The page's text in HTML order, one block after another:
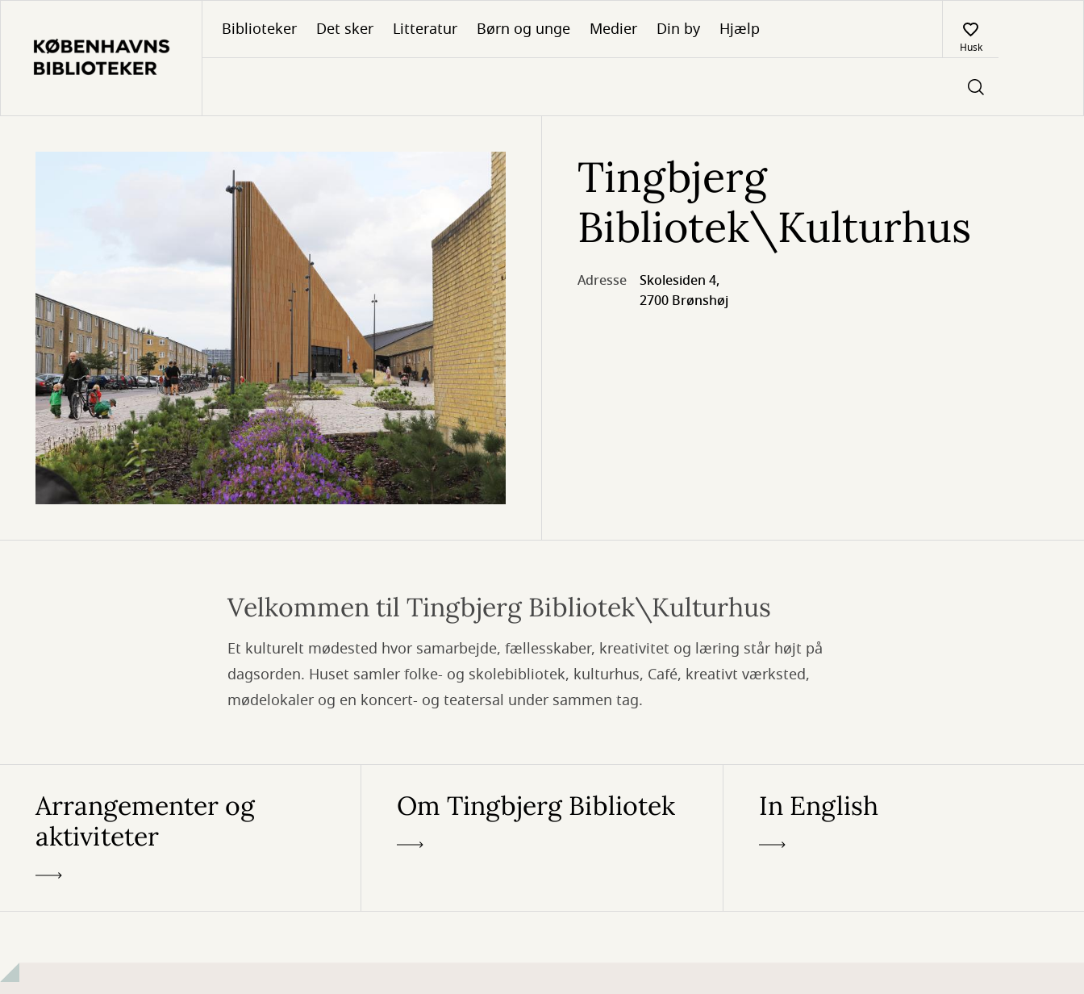
hovedindhold
Biblioteker Det sker Litteratur Børn og unge Medier Din by Hjælp
Husk
Tingbjerg
Bibliotek\Kulturhus
Adresse
Skolesiden 4,
2700 Brønshøj
Velkommen til Tingbjerg Bibliotek\Kulturhus
Et kulturelt mødested hvor samarbejde, fællesskaber, kreativitet og læring står højt på
dagsorden. Huset samler folke- og skolebibliotek, kulturhus, Café, kreativt værksted,
mødelokaler og en koncert- og teatersal under sammen tag.
Arrangementer og
aktiviteter
Om Tingbjerg Bibliotek In English